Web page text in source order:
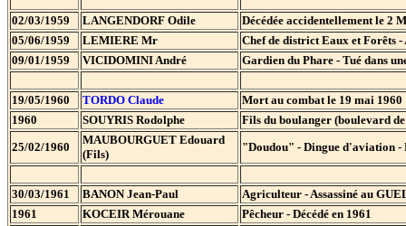
02/03/1959 LANGENDORF Odile
Décédée accidentellement le 2
05/06/1959
LEMIERE Mr
Chef de district Eaux et Forêts -
09/01/1959
VICIDOMINI André Gardien du Phare - Tué dans
19/05/1960 TORDO Claude
Mort au combat le 19 mai 1960
1960
SOUYRIS Rodolphe
Fils du boulanger (boulevard
25/02/1960
MAUBOURGUET Edouard
(Fils)
"Doudou" - Dingue d'aviation -
30/03/1961 BANON Jean-Paul
Agriculteur - Assassiné au
1961
KOCEIR Mérouane Pêcheur - Décédé en 1961